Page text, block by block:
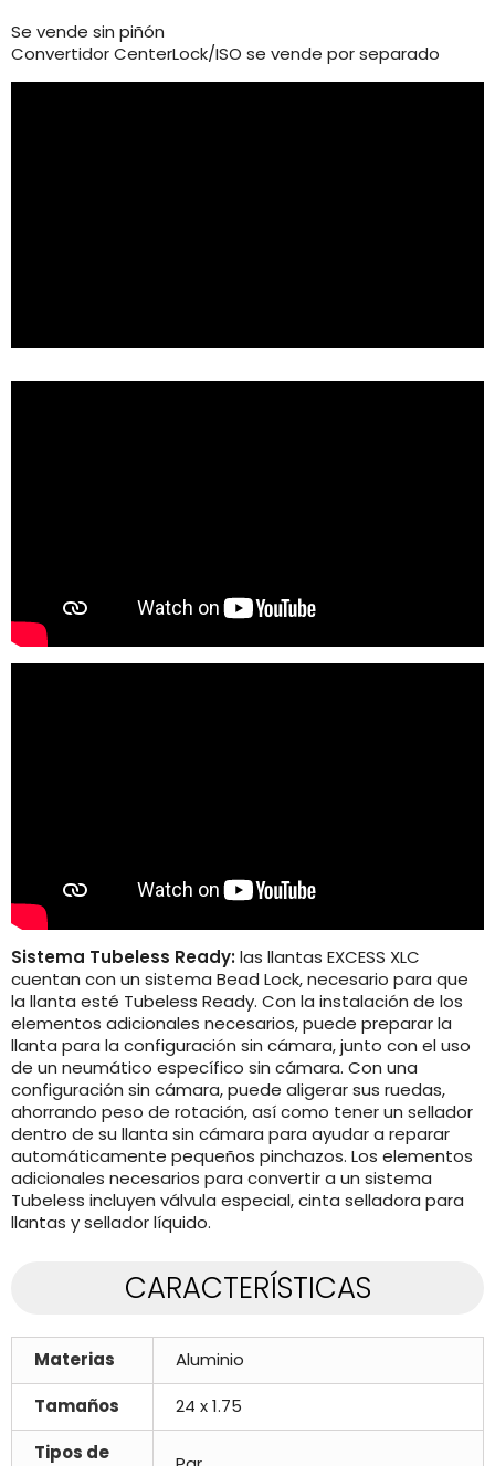
Se vende sin piñón
Convertidor CenterLock/ISO se vende por separado
Sistema Tubeless Ready:las llantas EXCESS XLC
cuentan con un sistema Bead Lock, necesario para que
la llanta esté Tubeless Ready. Con la instalación de los
elementos adicionales necesarios, puede preparar la
llanta para la configuración sin cámara, junto con el uso
de un neumático específico sin cámara. Con una
configuración sin cámara, puede aligerar sus ruedas,
ahorrando peso de rotación, así como tener un sellador
dentro de su llanta sin cámara para ayudar a reparar
automáticamente pequeños pinchazos. Los elementos
adicionales necesarios para convertir a un sistema
Tubeless incluyen válvula especial, cinta selladora para
llantas y sellador líquido.
CARACTERÍSTICAS
Materias
Aluminio
Tamaños
24 x 1.75
Tipos de